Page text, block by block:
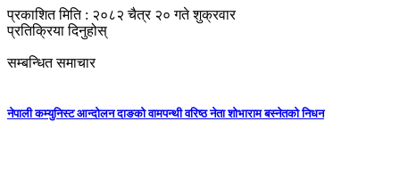
प्रकाशित मिति : २०८२ चैत्र २० गते शुक्रवार
प्रतिक्रिया दिनुहोस्
सम्बन्धित समाचार
नेपाली कम्युनिस्ट आन्दोलन दाङको वामपन्थी वरिष्ठ नेता शोभाराम बस्नेतको निधन